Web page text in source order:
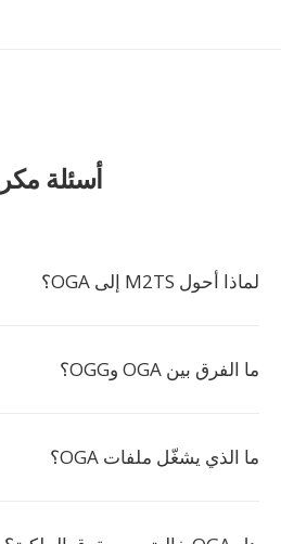
أسئلة
لماذا أحول M2TS إلى OGA؟
ما الفرق بين OGA وOGG؟
ما الذي يشغّل ملفات OGA؟